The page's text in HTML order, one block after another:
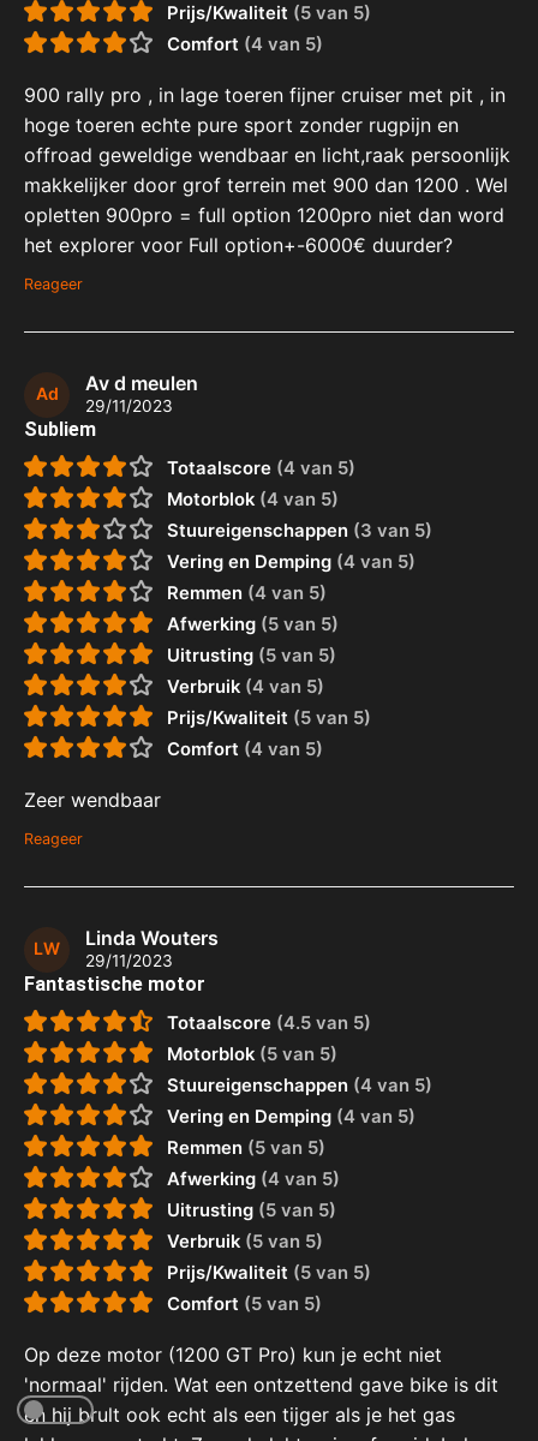
Prijs/Kwaliteit (5 van 5)
Comfort (4 van 5)
900 rally pro , in lage toeren fijner cruiser met pit , in
hoge toeren echte pure sport zonder rugpijn en
offroad geweldige wendbaar en licht,raak persoonlijk
makkelijker door grof terrein met 900 dan 1200 . Wel
opletten 900pro = full option 1200pro niet dan word
het explorer voor Full option+-6000€ duurder?
Reageer
Ad Av d meulen
29/11/2023
Subliem
Totaalscore (4 van 5)
Motorblok (4 van 5)
Stuureigenschappen (3 van 5)
Vering en Demping (4 van 5)
Remmen (4 van 5)
Afwerking (5 van 5)
Uitrusting (5 van 5)
Verbruik (4 van 5)
Prijs/Kwaliteit (5 van 5)
Comfort (4 van 5)
Zeer wendbaar
Reageer
LW Linda Wouters
29/11/2023
Fantastische motor
Totaalscore (4.5 van 5)
Motorblok (5 van 5)
Stuureigenschappen (4 van 5)
Vering en Demping (4 van 5)
Remmen (5 van 5)
Afwerking (4 van 5)
Uitrusting (5 van 5)
Verbruik (5 van 5)
Prijs/Kwaliteit (5 van 5)
Comfort (5 van 5)
Op deze motor (1200 GT Pro) kun je echt niet
'normaal' rijden. Wat een ontzettend gave bike is dit
en hij brult ook echt als een tijger als je het gas